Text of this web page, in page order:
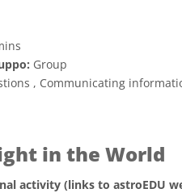
Group
, Communicating
in the World
activity (links to astroEDU